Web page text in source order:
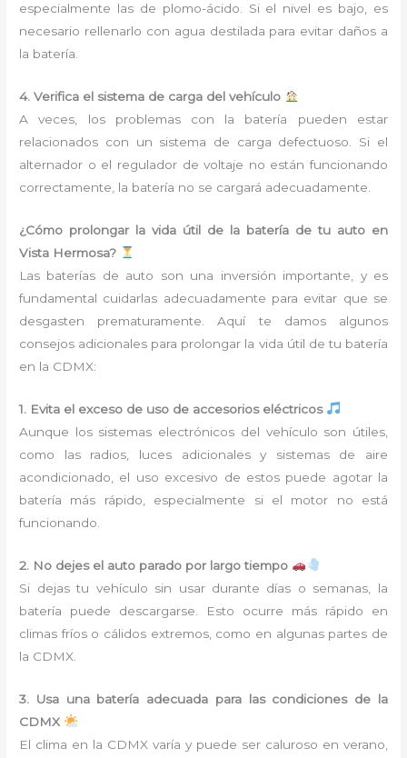
especialmente las de plomo-ácido. Si el nivel es bajo, es
necesario rellenarlo con agua destilada para evitar daños a
la batería.
4. Verifica el sistema de carga del vehículo
A veces, los problemas con la batería pueden estar
relacionados con un sistema de carga defectuoso. Si el
alternador o el regulador de voltaje no están funcionando
correctamente, la batería no se cargará adecuadamente.
¿Cómo prolongar la vida útil de la batería de tu auto en
Vista Hermosa?
Las baterías de auto son una inversión importante, y es
fundamental cuidarlas adecuadamente para evitar que se
desgasten prematuramente. Aquí te damos algunos
consejos adicionales para prolongar la vida útil de tu batería
en la CDMX:
1. Evita el exceso de uso de accesorios eléctricos
Aunque los sistemas electrónicos del vehículo son útiles,
como las radios, luces adicionales y sistemas de aire
acondicionado, el uso excesivo de estos puede agotar la
batería más rápido, especialmente si el motor no está
funcionando.
2. No dejes el auto parado por largo tiempo
Si dejas tu vehículo sin usar durante días o semanas, la
batería puede descargarse. Esto ocurre más rápido en
climas fríos o cálidos extremos, como en algunas partes de
la CDMX.
3. Usa una batería adecuada para las condiciones de la
CDMX
El clima en la CDMX varía y puede ser caluroso en verano,